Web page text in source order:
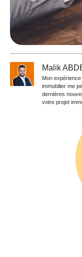
Malik
Mon
immobilier me
dernières
votre projet